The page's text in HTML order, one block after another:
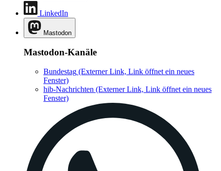
LinkedIn
Mastodon
Mastodon-Kanäle
Bundestag (Externer Link, Link öffnet ein neues
Fenster)
hib-Nachrichten (Externer Link, Link öffnet ein neues
Fenster)